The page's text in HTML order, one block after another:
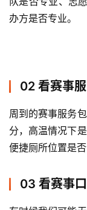
察
装
练
办方是否专业。
02 看赛事
周到的赛事服务
分，高温情况下
便捷厕所位置是
03 看赛事